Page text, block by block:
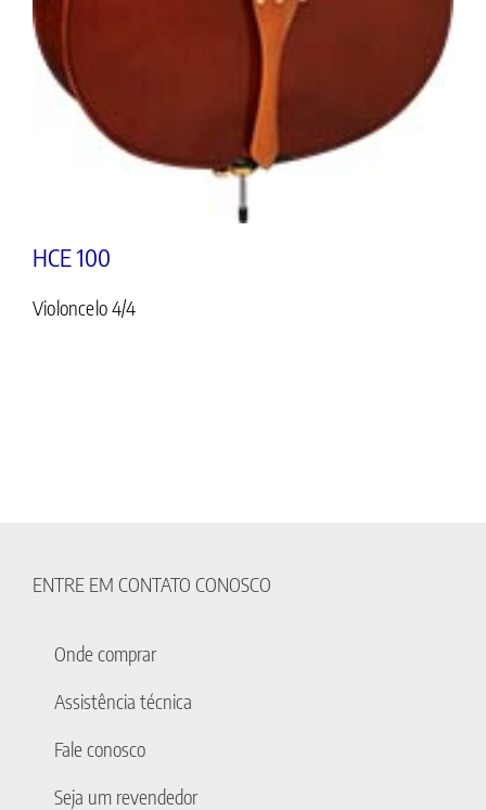
HCE 100
Violoncelo 4/4
ENTRE EM CONTATO CONOSCO
Onde comprar
Assistência técnica
Fale conosco
Seja um revendedor